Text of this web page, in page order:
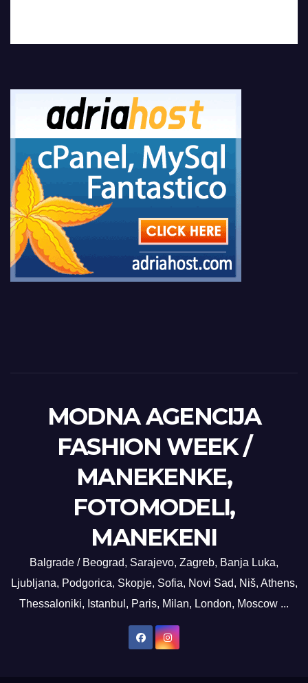
MODNA AGENCIJA
FASHION WEEK /
MANEKENKE,
FOTOMODELI,
MANEKENI
Balgrade / Beograd, Sarajevo, Zagreb, Banja Luka,
Ljubljana, Podgorica, Skopje, Sofia, Novi Sad, Niš, Athens,
Thessaloniki, Istanbul, Paris, Milan, London, Moscow ...